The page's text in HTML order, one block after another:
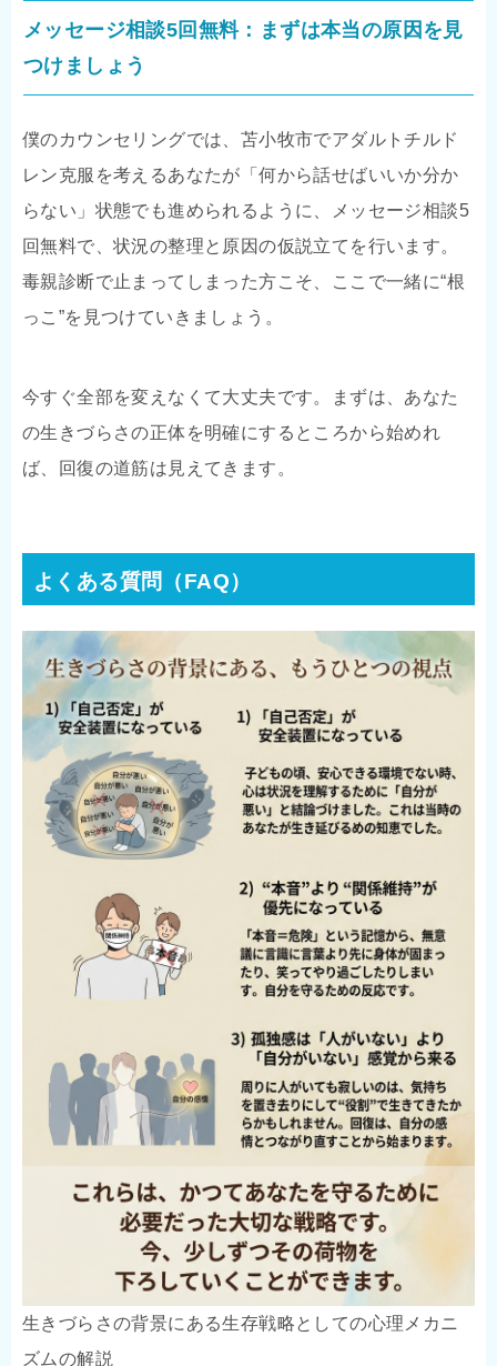
メッセージ相談5回無料：まずは本当の原因を見
つけましょう
僕のカウンセリングでは、苫小牧市でアダルトチルド
レン克服を考えるあなたが「何から話せばいいか分か
らない」状態でも進められるように、メッセージ相談5
回無料で、状況の整理と原因の仮説立てを行います。
毒親診断で止まってしまった方こそ、ここで一緒に“根
っこ”を見つけていきましょう。
今すぐ全部を変えなくて大丈夫です。まずは、あなた
の生きづらさの正体を明確にするところから始めれ
ば、回復の道筋は見えてきます。
よくある質問（FAQ）
生きづらさの背景にある生存戦略としての心理メカニ
ズムの解説